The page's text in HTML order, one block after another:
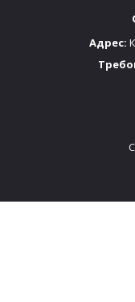
Адрес: